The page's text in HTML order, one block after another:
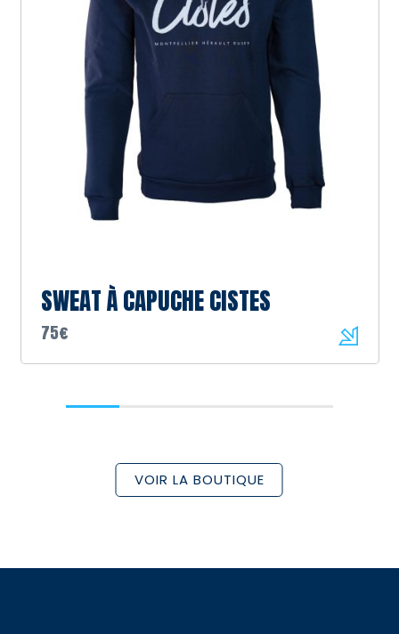
VOIR LA BOUTIQUE
SWEAT À CAPUCHE CISTES
75€